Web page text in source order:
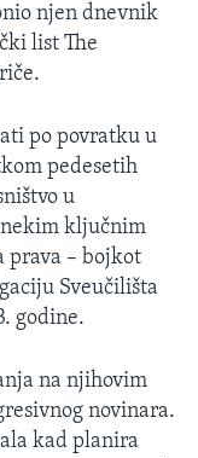
njen dnevnik
list The
po povratku u
pedesetih
u
nekim ključnim
prava – bojkot
Sveučilišta
godine.
na njihovim
novinara.
kad planira